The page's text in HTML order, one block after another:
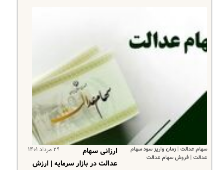
سهام عدالت | زمان واریز سود سهام
عدالت | فروش سهام عدالت
۲۹ مرداد ۱۴۰۱
ارزانی سهام
عدالت در بازار سرمایه | ارزش